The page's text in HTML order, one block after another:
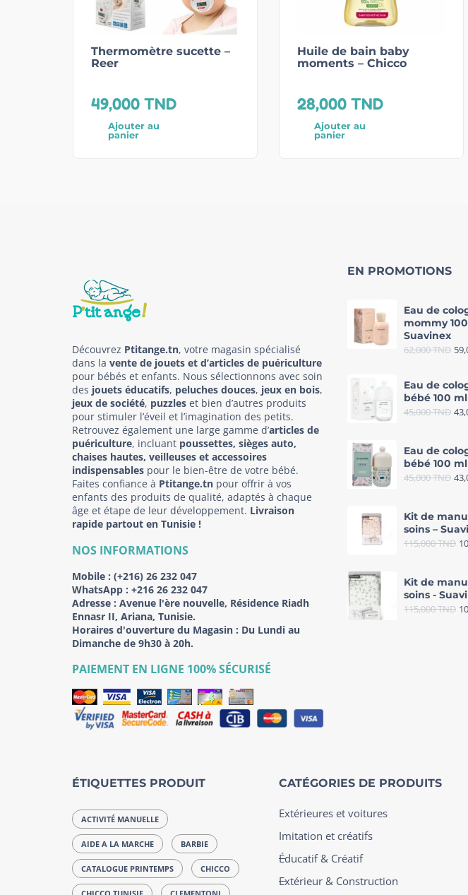
Thermomètre sucette –
Reer
49,000 TND
Ajouter au
panier
Huile de bain baby
moments – Chicco
28,000 TND
Ajouter au
panier
Découvrez Ptitange.tn, votre magasin spécialisé
dans la vente de jouets et d’articles de puériculture
pour bébés et enfants. Nous sélectionnons avec soin
des jouets éducatifs, peluches douces, jeux en bois,
jeux de société, puzzles et bien d’autres produits
pour stimuler l’éveil et l’imagination des petits.
Retrouvez également une large gamme d’articles de
puériculture, incluant poussettes, sièges auto,
chaises hautes, veilleuses et accessoires
indispensables pour le bien-être de votre bébé.
Faites confiance à Ptitange.tn pour offrir à vos
enfants des produits de qualité, adaptés à chaque
âge et étape de leur développement. Livraison
rapide partout en Tunisie !
NOS INFORMATIONS
Mobile : (+216) 26 232 047
WhatsApp : +216 26 232 047
Adresse : Avenue l'ère nouvelle, Résidence Riadh
Ennasr II, Ariana, Tunisie.
Horaires d'ouverture du Magasin : Du Lundi au
Dimanche de 9h30 à 20h.
PAIEMENT EN LIGNE 100% SÉCURISÉ
EN PROMOTIONS
Eau de
mommy
Suavinex
62,000TND
Eau de
bébé 100
45,000TND
Eau de
bébé 100
45,000TND
Kit de
soins –
115,000TND
Kit de
soins -
115,000TND
ÉTIQUETTES PRODUIT
ACTIVITÉ MANUELLE
AIDE A LA MARCHE BARBIE
CATALOGUE PRINTEMPS CHICCO
CATÉGORIES DE PRODUITS
Extérieures et voitures
Imitation et créatifs
Éducatif & Créatif
Extérieur & Construction